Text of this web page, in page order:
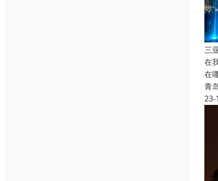
三
在
在
青
23-